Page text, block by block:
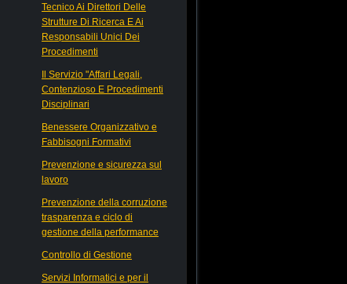
Tecnico Ai Direttori Delle
Strutture Di Ricerca E Ai
Responsabili Unici Dei
Procedimenti
Il Servizio "Affari Legali,
Contenzioso E Procedimenti
Disciplinari
Benessere Organizzativo e
Fabbisogni Formativi
Prevenzione e sicurezza sul
lavoro
Prevenzione della corruzione
trasparenza e ciclo di
gestione della performance
Controllo di Gestione
Servizi Informatici e per il